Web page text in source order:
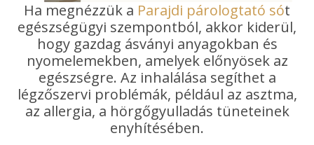
Ha megnézzük a Parajdi párologtató sót
egészségügyi szempontból, akkor kiderül,
hogy gazdag ásványi anyagokban és
nyomelemekben, amelyek előnyösek az
egészségre. Az inhalálása segíthet a
légzőszervi problémák, például az asztma,
az allergia, a hörgőgyulladás tüneteinek
enyhítésében.